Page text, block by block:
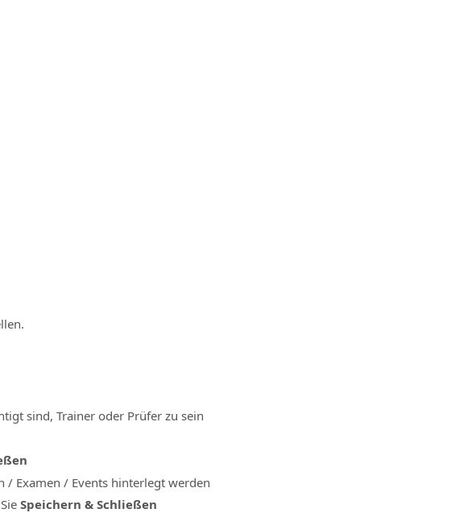
sind, Trainer oder Prüfer zu sein
Examen / Events hinterlegt werden
Speichern & Schließen